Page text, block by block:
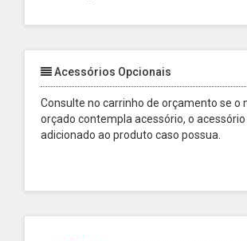
Acessórios Opcionais
Consulte no carrinho de orçamento se o
orçado contempla acessório, o
adicionado ao produto caso possua.